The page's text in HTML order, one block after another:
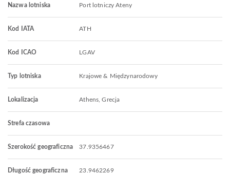
Nazwa lotniska Port lotniczy Ateny
Kod IATA ATH
Kod ICAO LGAV
Typ lotniska Krajowe & Międzynarodowy
Lokalizacja Athens, Grecja
Strefa czasowa
Szerokość geograficzna 37.9356467
Długość geograficzna 23.9462269